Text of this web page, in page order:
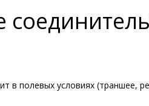
в полевых условиях (траншее,